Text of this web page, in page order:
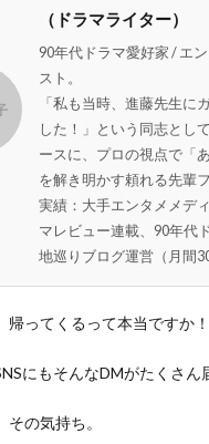
（ドラマライター）
90年代ドラマ愛好家 / エ
スト。
「私も当時、進藤先生に
した！」という同志とし
ースに、プロの視点で「
を解き明かす頼れる先輩
実績：大手エンタメメデ
マレビュー連載、90年代
地巡りブログ運営（月間30
帰ってくるって本当ですか！
にもそんなDMがたくさん
の気持ち。